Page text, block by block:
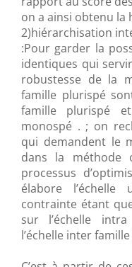
on a ainsi obtenu la
2)hiérarchisation
:Pour garder la
identiques qui
robustesse de la
famille plurispé
famille plurispé
monospé . ; on
qui demandent le
dans la méthode
processus
élabore
contrainte étant
sur l’échelle
l’échelle inter